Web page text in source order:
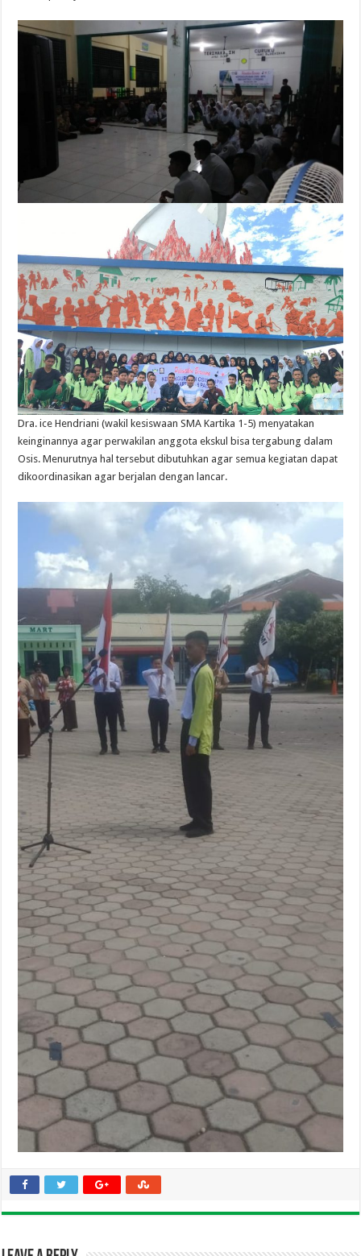
Dra. ice Hendriani (wakil kesiswaan SMA Kartika 1-5) menyatakan
keinginannya agar perwakilan anggota ekskul bisa tergabung dalam
Osis. Menurutnya hal tersebut dibutuhkan agar semua kegiatan dapat
dikoordinasikan agar berjalan dengan lancar.